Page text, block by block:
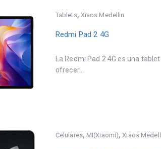
Tablets, Xiaos Medellin
Redmi Pad 2 4G
La Redmi Pad 2 4G es una
ofrecer...
Celulares, MI(Xiaomi),Xiaos